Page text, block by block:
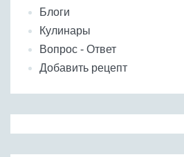
Блоги
Кулинары
Вопрос - Ответ
Добавить рецепт